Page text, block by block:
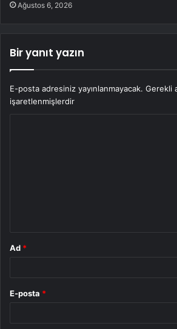
Ağustos 6, 2026
Bir yanıt yazın
E-posta adresiniz yayınlanmayacak. Gerekli
işaretlenmişlerdir
Ad *
E-posta *